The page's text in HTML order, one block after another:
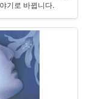
기로 바뀝니다.